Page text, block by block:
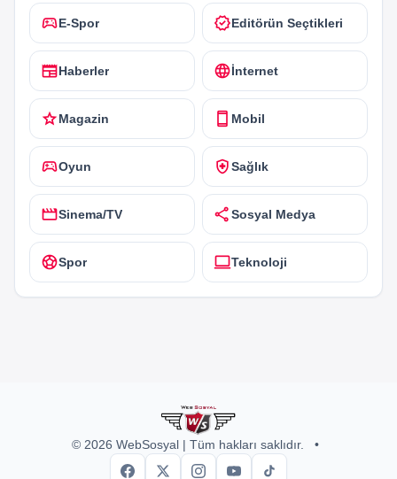
sports_esportsE-Spor verifiedEditörün Seçtikleri
newspaperHaberler languageİnternet
starMagazin smartphone Mobil
sports_esportsOyun health_and_safetySağlık
movieSinema/TV shareSosyal Medya
sports_soccerSpor computerTeknoloji
© 2026 WebSosyal | Tüm hakları saklıdır. •